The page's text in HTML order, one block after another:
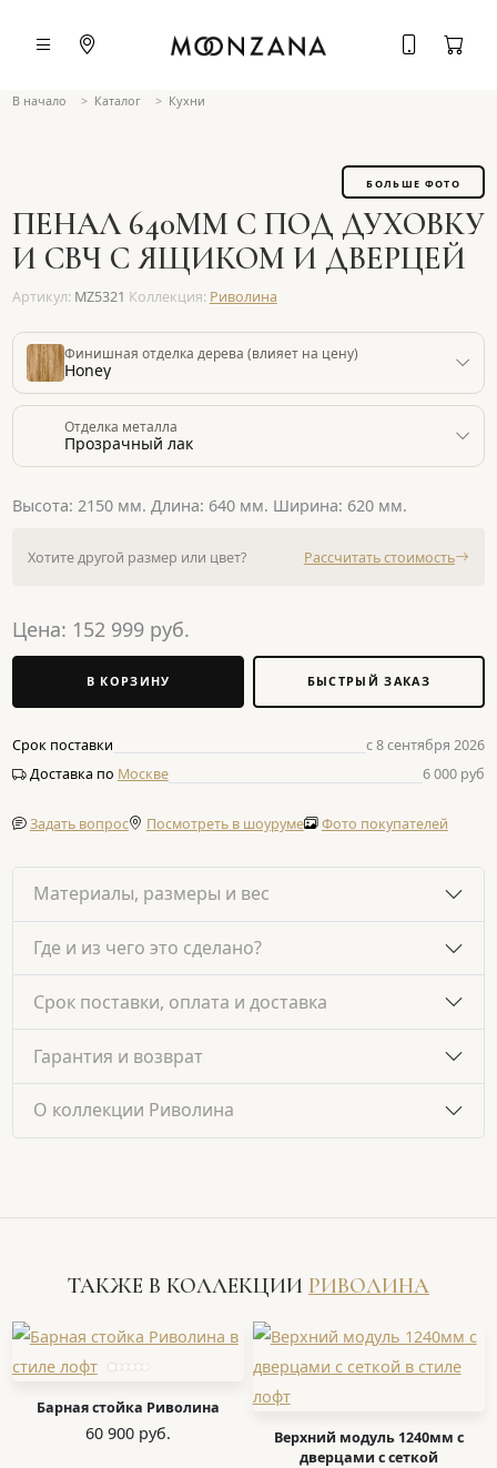
В начало Каталог Кухни
БОЛЬШЕ ФОТО
ПЕНАЛ 640ММ С ПОД ДУХОВКУ
И СВЧ С ЯЩИКОМ И ДВЕРЦЕЙ
Артикул: MZ5321 Коллекция: Риволина
Финишная отделка дерева (влияет на цену)
Honey
Отделка металла
Прозрачный лак
Высота: 2150 мм. Длина: 640 мм. Ширина: 620 мм.
Хотите другой размер или цвет? Рассчитать стоимость
Цена: 152 999руб.
В КОРЗИНУ БЫСТРЫЙ ЗАКАЗ
Срок поставки
с 8 сентября 2026
Доставка по Москве 6 000 руб
Задать вопрос Посмотреть в шоуруме Фото покупателей
Материалы, размеры и вес
Где и из чего это сделано?
Срок поставки, оплата и доставка
Гарантия и возврат
О коллекции Риволина
ТАКЖЕ В КОЛЛЕКЦИИ РИВОЛИНА
Барная стойка Риволина
60 900 руб.
Верхний модуль 1240мм с
дверцами с сеткой